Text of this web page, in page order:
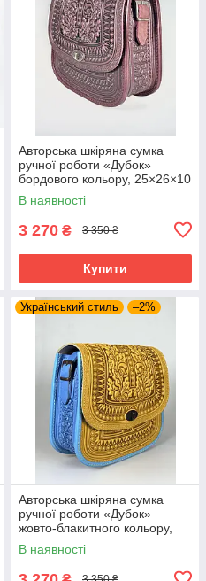
Авторська шкіряна сумка
ручної роботи «Дубок»
бордового кольору, 25×26×10
см
В наявності
3 270 ₴ 3 350 ₴
Купити
Український стиль –2%
Авторська шкіряна сумка
ручної роботи «Дубок»
жовто-блакитного кольору,
25×26×10 см
В наявності